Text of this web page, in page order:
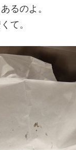
るのよ。
て。